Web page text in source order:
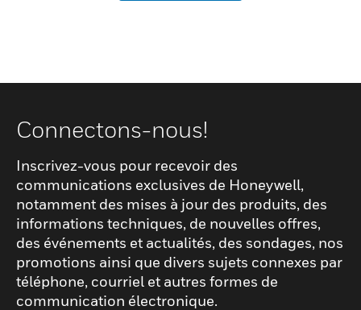
Connectons-nous!
Inscrivez-vous pour recevoir des
communications exclusives de Honeywell,
notamment des mises à jour des produits, des
informations techniques, de nouvelles offres,
des événements et actualités, des sondages, nos
promotions ainsi que divers sujets connexes par
téléphone, courriel et autres formes de
communication électronique.